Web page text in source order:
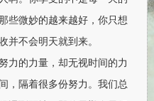
些微妙的越来越好，你只想
并不会明天就到来。
力的力量，却无视时间的力
，隔着很多份努力。我们总